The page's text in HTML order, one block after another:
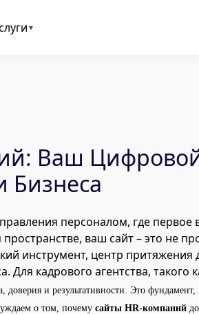
Ваш
Бизнеса
персоналом, где первое
ваш сайт – это не
инструмент, центр притяжения
Для кадрового агентства, такого
доверия и результативности. Это фундамент,
о том, почему сайты HR-компаний